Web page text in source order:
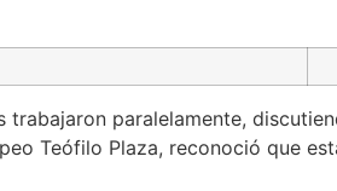
paralelamente,
Teófilo Plaza, reconoció que